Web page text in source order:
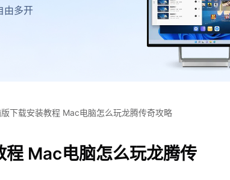
由多开
下载安装教程 Mac电脑怎么玩龙腾传奇攻略
Mac电脑怎么玩龙腾传